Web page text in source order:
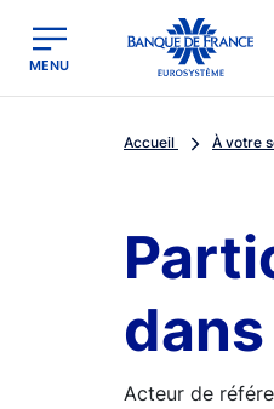
Banque de France - Menu
MENU
Accueil À votre
Acteur de